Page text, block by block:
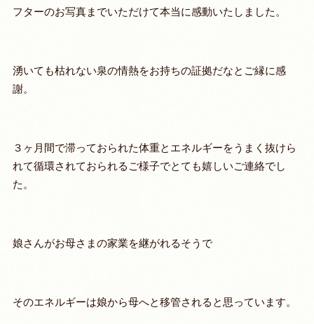
フターのお写真までいただけて本当に感動いたしました。
湧いても枯れない泉の情熱をお持ちの証拠だなとご縁に感
謝。
３ヶ月間で滞っておられた体重とエネルギーをうまく抜けら
れて循環されておられるご様子でとても嬉しいご連絡でし
た。
娘さんがお母さまの家業を継がれるそうで
そのエネルギーは娘から母へと移管されると思っています。